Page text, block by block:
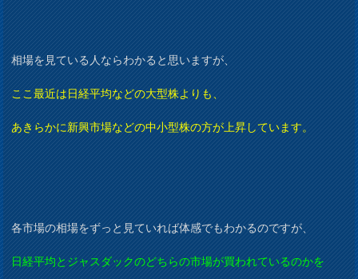
相場を見ている人ならわかると思いますが、
ここ最近は日経平均などの大型株よりも、
あきらかに新興市場などの中小型株の方が上昇しています。
各市場の相場をずっと見ていれば体感でもわかるのですが、
日経平均とジャスダックのどちらの市場が買われているのかを